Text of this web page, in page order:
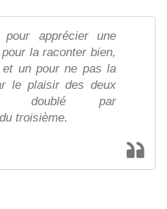
apprécier une
la raconter bien,
un pour ne pas la
le plaisir des deux
doublé par
troisième.